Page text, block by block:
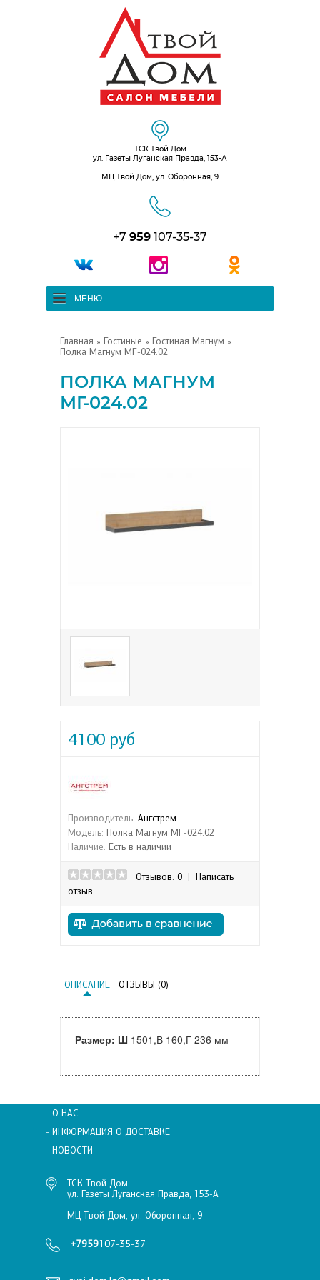
ТСК Твой Дом
ул. Газеты Луганская Правда, 153-А
МЦ Твой Дом, ул. Оборонная, 9
+7 959 107-35-37
МЕНЮ
Главная » Гостиные » Гостиная Магнум »
Полка Магнум МГ-024.02
ПОЛКА МАГНУМ
МГ-024.02
4100 руб
Производитель: Ангстрем
Модель: Полка Магнум МГ-024.02
Наличие: Есть в наличии
Отзывов: 0
Написать
отзыв
ОПИСАНИЕ ОТЗЫВЫ (0)
Размер: Ш 1501,В 160,Г 236 мм
- О НАС
- ИНФОРМАЦИЯ О ДОСТАВКЕ
- НОВОСТИ
ТСК Твой Дом
ул. Газеты Луганская Правда, 153-А
МЦ Твой Дом, ул. Оборонная, 9
+7959107-35-37